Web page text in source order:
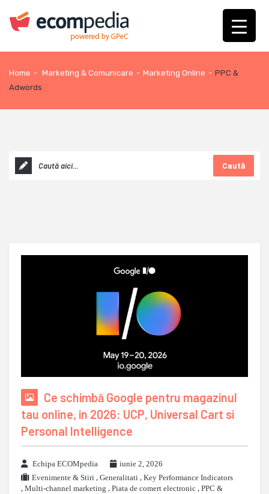
Home - Marketing & Comunicare - Marketing Online - PPC &
Adwords
Caută
Ce schimbă Google pentru magazinul
tau online, in 2026: UCP, Universal Cart si
Personal Intelligence
Echipa ECOMpedia
iunie 2, 2026
Evenimente & Stiri , Generalitati , Key Performance Indicators
, Multi-channel marketing , Piata de comert electronic , PPC &